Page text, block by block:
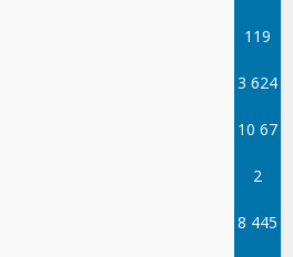
119
3 624
10 67
5
2
8 445